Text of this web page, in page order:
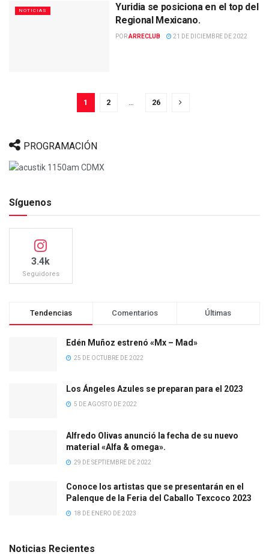
NOTICIAS
Yuridia se posiciona en el top del
Regional Mexicano.
PORARRECLUB 21 DE DICIEMBRE DE 2022
1 2 … 26
PROGRAMACIÓN
Síguenos
3.4k
Seguidores
Tendencias Comentarios Últimas
Edén Muñoz estrenó «Mx – Mad»
25 DE OCTUBRE DE 2022
Los Ángeles Azules se preparan para el 2023
5 DE AGOSTO DE 2022
Alfredo Olivas anunció la fecha de su nuevo
material «Alfa & omega».
29 DE SEPTIEMBRE DE 2022
Conoce los artistas que se presentarán en el
Palenque de la Feria del Caballo Texcoco 2023
18 DE ENERO DE 2023
Noticias Recientes